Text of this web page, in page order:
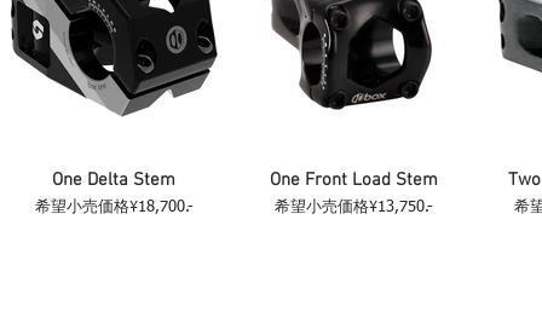
One Delta Stem
希望小売価格¥18,700.-
One Front Load Stem
希望小売価格¥13,750.- 希